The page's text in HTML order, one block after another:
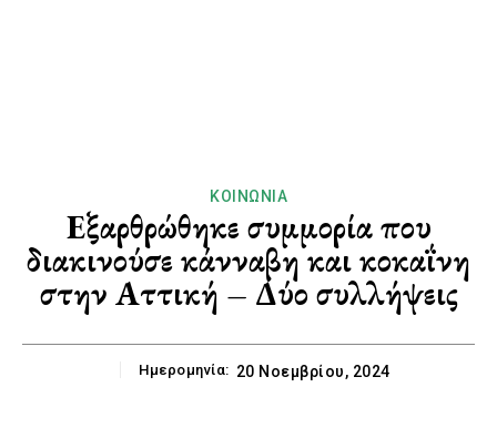
ΚΟΙΝΩΝΊΑ
Εξαρθρώθηκε συμμορία που
διακινούσε κάνναβη και κοκαΐνη
στην Αττική – Δύο συλλήψεις
Ημερομηνία: 20 Νοεμβρίου, 2024